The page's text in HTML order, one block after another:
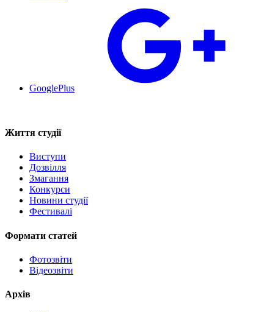
GooglePlus
Життя студії
Виступи
Дозвілля
Змагання
Конкурси
Новини студії
Фестивалі
Формати статей
Фотозвіти
Відеозвіти
Архів